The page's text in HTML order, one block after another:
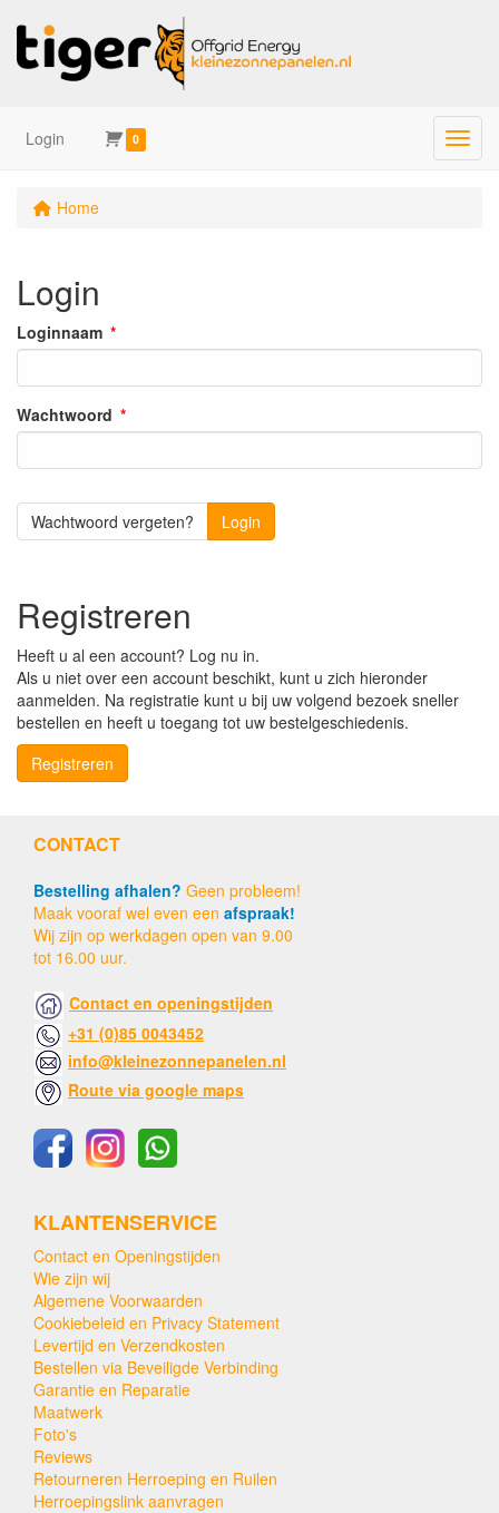
Login 0 Menu
Home
Login
Loginnaam
Wachtwoord
Wachtwoord vergeten? Login
Registreren
Heeft u al een account? Log nu in.
Als u niet over een account beschikt, kunt u zich hieronder
aanmelden. Na registratie kunt u bij uw volgend bezoek sneller
bestellen en heeft u toegang tot uw bestelgeschiedenis.
Registreren
CONTACT
Bestelling afhalen? Geen probleem!
Maak vooraf wel even een afspraak!
Wij zijn op werkdagen open van 9.00
tot 16.00 uur.
Contact en openingstijden
+31 (0)85 0043452
info@kleinezonnepanelen.nl
Route via google maps
KLANTENSERVICE
Contact en Openingstijden
Wie zijn wij
Algemene Voorwaarden
Cookiebeleid en Privacy Statement
Levertijd en Verzendkosten
Bestellen via Beveiligde Verbinding
Garantie en Reparatie
Maatwerk
Foto's
Reviews
Retourneren Herroeping en Ruilen
Herroepingslink aanvragen